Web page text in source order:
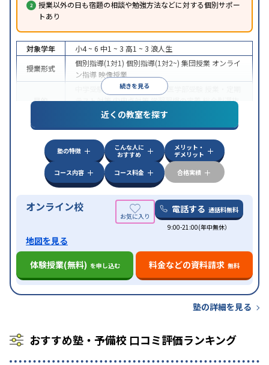
授業以外の日も宿題の相談や勉強方法などに対する個別サポー
トあり
続きを見る
対象学年 小4 ~ 6 中1 ~ 3 高1 ~ 3 浪人生
授業形式
個別指導(1対1) 個別指導(1対2~) 集団授業 オンライ
ン指導 映像授業
目的
中学受験 高校受験大学受験 医学部受験
テスト対策内申点対策学習習慣の定着総合型選抜
(旧AO)対策 推薦入試対策学校別特化対策
特徴
中高一貫校生に対応特待生・奨学金制度あり成績
保証制度あり授業の振替可能 不登校生に対応
ライン対応
1科目から受講可能
季節講習のみの受講
近くの教室を探す
塾の特徴
こんな人に
おすすめ
メリット・
デメリット
コース内容
コース料金 合格実績
オンライン校 電話する 通話料無料
9:00-21:00(年中無休）
地図を見る
体験授業(無料) を申し込む 料金などの資料請求 無料
塾の詳細を見る
おすすめ塾・予備校 口コミ評価ランキング